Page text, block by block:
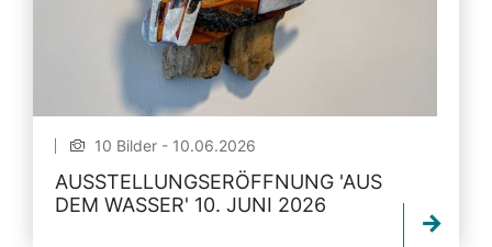
10 Bilder - 10.06.2026
AUSSTELLUNGSERÖFFNUNG 'AUS
DEM WASSER' 10. JUNI 2026